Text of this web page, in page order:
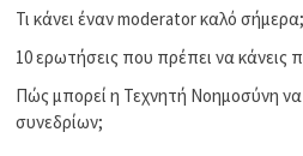
Τι κάνει έναν moderator καλό σήμερα;
10 ερωτήσεις που πρέπει να κάνεις
Πώς μπορεί η Τεχνητή Νοημοσύνη
συνεδρίων;